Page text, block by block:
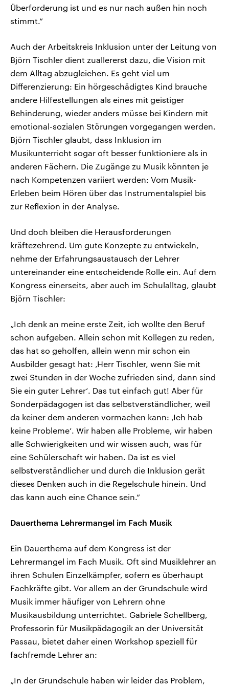
Überforderung ist und es nur nach außen hin noch
stimmt.“
Auch der Arbeitskreis Inklusion unter der Leitung von
Björn Tischler dient zuallererst dazu, die Vision mit
dem Alltag abzugleichen. Es geht viel um
Differenzierung: Ein hörgeschädigtes Kind brauche
andere Hilfestellungen als eines mit geistiger
Behinderung, wieder anders müsse bei Kindern mit
emotional-sozialen Störungen vorgegangen werden.
Björn Tischler glaubt, dass Inklusion im
Musikunterricht sogar oft besser funktioniere als in
anderen Fächern. Die Zugänge zu Musik könnten je
nach Kompetenzen variiert werden: Vom Musik-
Erleben beim Hören über das Instrumentalspiel bis
zur Reflexion in der Analyse.
Und doch bleiben die Herausforderungen
kräftezehrend. Um gute Konzepte zu entwickeln,
nehme der Erfahrungsaustausch der Lehrer
untereinander eine entscheidende Rolle ein. Auf dem
Kongress einerseits, aber auch im Schulalltag, glaubt
Björn Tischler:
„Ich denk an meine erste Zeit, ich wollte den Beruf
schon aufgeben. Allein schon mit Kollegen zu reden,
das hat so geholfen, allein wenn mir schon ein
Ausbilder gesagt hat: ‚Herr Tischler, wenn Sie mit
zwei Stunden in der Woche zufrieden sind, dann sind
Sie ein guter Lehrer‘. Das tut einfach gut! Aber für
Sonderpädagogen ist das selbstverständlicher, weil
da keiner dem anderen vormachen kann: ‚Ich hab
keine Probleme‘. Wir haben alle Probleme, wir haben
alle Schwierigkeiten und wir wissen auch, was für
eine Schülerschaft wir haben. Da ist es viel
selbstverständlicher und durch die Inklusion gerät
dieses Denken auch in die Regelschule hinein. Und
das kann auch eine Chance sein.“
Dauerthema Lehrermangel im Fach Musik
Ein Dauerthema auf dem Kongress ist der
Lehrermangel im Fach Musik. Oft sind Musiklehrer an
ihren Schulen Einzelkämpfer, sofern es überhaupt
Fachkräfte gibt. Vor allem an der Grundschule wird
Musik immer häufiger von Lehrern ohne
Musikausbildung unterrichtet. Gabriele Schellberg,
Professorin für Musikpädagogik an der Universität
Passau, bietet daher einen Workshop speziell für
fachfremde Lehrer an:
„In der Grundschule haben wir leider das Problem,